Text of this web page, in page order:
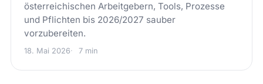
österreichischen Arbeitgebern, Tools, Prozesse
und Pflichten bis 2026/2027 sauber
vorzubereiten.
18. Mai 2026 7 min